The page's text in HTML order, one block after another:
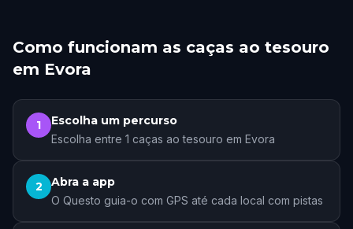
Como funcionam as caças ao tesouro
em Evora
1 Escolha um percurso
Escolha entre 1 caças ao tesouro em Evora
2 Abra a app
O Questo guia-o com GPS até cada local com pistas